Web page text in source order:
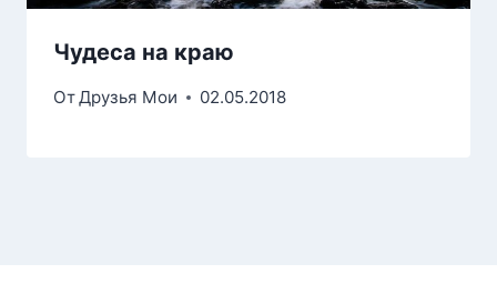
Чудеса на краю
ОтДрузья Мои 02.05.2018